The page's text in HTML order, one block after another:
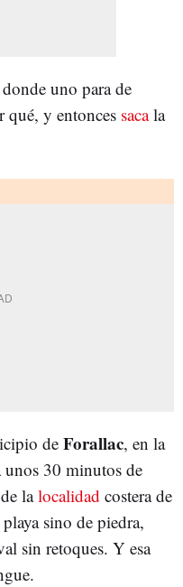
donde uno para de
qué, y entonces sacala
deForallac, en la
unos 30 minutos de
lalocalidad costera de
sino de piedra,
sin retoques. Y esa